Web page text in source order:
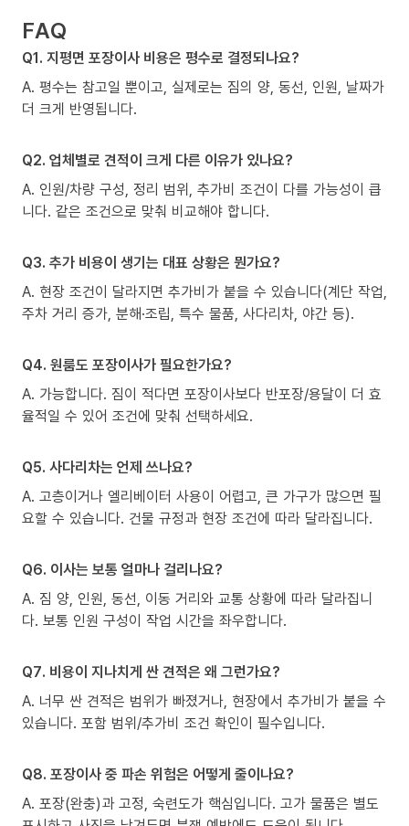
FAQ
Q1. 지평면 포장이사 비용은 평수로 결정되나요?
A. 평수는 참고일 뿐이고, 실제로는 짐의 양, 동선, 인원, 날짜가
더 크게 반영됩니다.
Q2. 업체별로 견적이 크게 다른 이유가 있나요?
A. 인원/차량 구성, 정리 범위, 추가비 조건이 다를 가능성이 큽
니다. 같은 조건으로 맞춰 비교해야 합니다.
Q3. 추가 비용이 생기는 대표 상황은 뭔가요?
A. 현장 조건이 달라지면 추가비가 붙을 수 있습니다(계단 작업,
주차 거리 증가, 분해·조립, 특수 물품, 사다리차, 야간 등).
Q4. 원룸도 포장이사가 필요한가요?
A. 가능합니다. 짐이 적다면 포장이사보다 반포장/용달이 더 효
율적일 수 있어 조건에 맞춰 선택하세요.
Q5. 사다리차는 언제 쓰나요?
A. 고층이거나 엘리베이터 사용이 어렵고, 큰 가구가 많으면 필
요할 수 있습니다. 건물 규정과 현장 조건에 따라 달라집니다.
Q6. 이사는 보통 얼마나 걸리나요?
A. 짐 양, 인원, 동선, 이동 거리와 교통 상황에 따라 달라집니
다. 보통 인원 구성이 작업 시간을 좌우합니다.
Q7. 비용이 지나치게 싼 견적은 왜 그런가요?
A. 너무 싼 견적은 범위가 빠졌거나, 현장에서 추가비가 붙을 수
있습니다. 포함 범위/추가비 조건 확인이 필수입니다.
Q8. 포장이사 중 파손 위험은 어떻게 줄이나요?
A. 포장(완충)과 고정, 숙련도가 핵심입니다. 고가 물품은 별도